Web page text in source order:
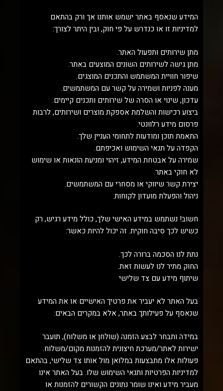
המידע שנאסף באתר ישמש אותנו אך ורק בהתאם
למדיניות זו או כנדרש על פי חוק, ובין היתר לצורך:
מתן שירותים ותפעול האתר.
מתן גישה לשירותים השונים המוצעים באתר.
שיפור חוויית המשתמש והתכנים המוצגים.
מענה לפניות ושמירה על קשר עם המשתמשים.
עדכון, שינוי או הסרה של שירותים ותכנים קיימים.
ביצוע רכישות והשלמת אספקת מוצרים ושירותים, לרבות
פרסום מידע רלוונטי.
התאמת תוכן ומודעות לתחומי העניין שלך.
הקפדה על תנאי השימוש ואכיפתם.
שמירה על אבטחת המידע, זיהוי ומניעת הונאות או שימוש
לא חוקי באתר.
יצירת קשר שיווקי או מסחרי עם המשתמשים.
ניהול והפעלת מועדון לקוחות.
חשוב! נשתמש במידע האישי שלך, כולל מידע רגיש, רק
כשיש לכך סיבה חוקית. זה יכול להיות כאשר:
נתת לנו הסכמה ברורה לכך.
החוק מתיר לנו לעשות זאת.
שיתוף מידע עם צד שלישי
בעל האתר לא יעביר את פרטיך האישיים או את המידע
שנאסף על פעילותך באתר, אלא במקרים הבאים:
במידה ותבחר לבצע הזמנה (שולחן או משלוח), תועבר
ישירות לאתר/מערכת חיצונית להזמנות מקום/משלוח.
פעולות אלו מתבצעות במלואן מול אותו צד שלישי, בהתאם
למדיניות הפרטיות ותנאי השימוש שלו. בעל האתר אינו
מעביר מידע ואינו שומר נתונים הקשורים להזמנות או